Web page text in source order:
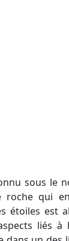
qui
étoiles est
liés